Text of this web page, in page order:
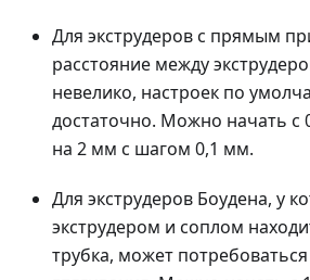
Для экструдеров с прямым
расстояние между
невелико, настроек по
достаточно. Можно начать с
на 2 мм с шагом 0,1 мм.
Для экструдеров Боудена, у
экструдером и соплом
трубка, может